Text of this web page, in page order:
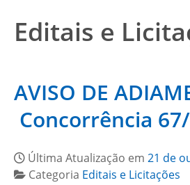
Editais e
AVISO DE
Concorrência
Última Atualização em 21 de
Categoria Editais e Licitações